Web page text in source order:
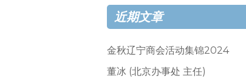
近期文章
金秋辽宁商会活动集锦2024
董冰 (北京办事处 主任)